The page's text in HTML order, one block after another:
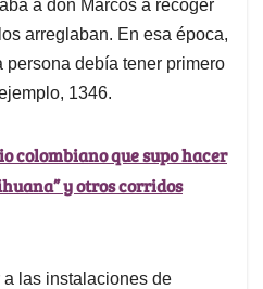
a don Marcos a recoger
arreglaban. En esa época,
persona debía tener primero
1346.
colombiano que supo hacer
y otros corridos
las instalaciones de